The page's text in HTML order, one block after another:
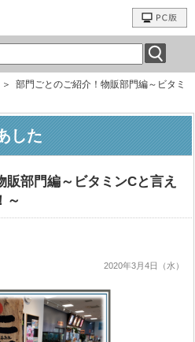
＞ 部門ごとのご紹介！物販部門編～ビタミ
した
販部門編～ビタミンCと言え
～
2020年3月4日（水）